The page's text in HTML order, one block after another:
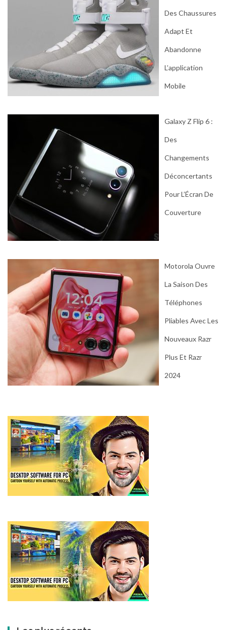
Des Chaussures
Adapt Et
Abandonne
L’application
Mobile
Galaxy Z Flip 6 :
Des
Changements
Déconcertants
Pour L’Écran De
Couverture
Motorola Ouvre
La Saison Des
Téléphones
Pliables Avec Les
Nouveaux Razr
Plus Et Razr
2024